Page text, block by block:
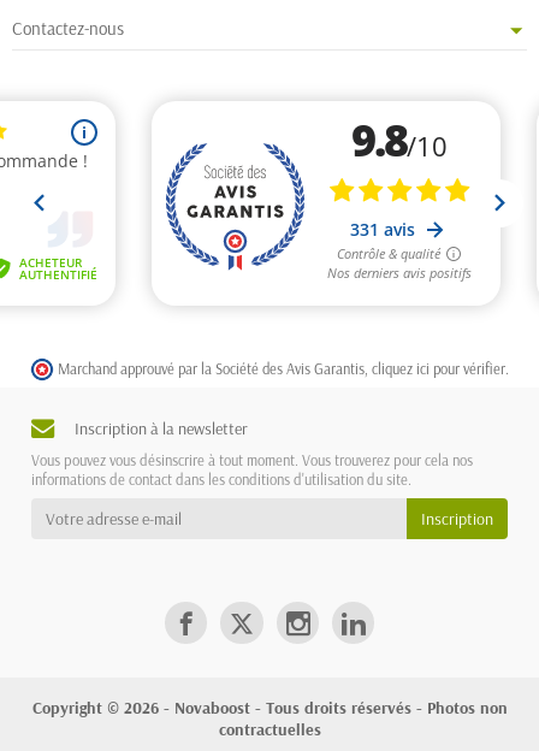
Contactez-nous
Marchand approuvé par la Société des Avis Garantis, cliquez ici pour vérifier
Inscription à la newsletter
Vous pouvez vous désinscrire à tout moment. Vous trouverez pour cela nos
informations de contact dans les conditions d'utilisation du site.
Copyright © 2026 - Novaboost - Tous droits réservés - Photos non
contractuelles